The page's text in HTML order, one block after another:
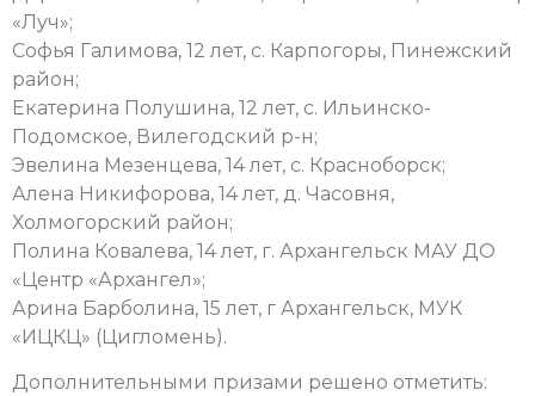
«Луч»;
Софья Галимова, 12 лет, с. Карпогоры, Пинежский
район;
Екатерина Полушина, 12 лет, с. Ильинско-
Подомское, Вилегодский р-н;
Эвелина Мезенцева, 14 лет, с. Красноборск;
Алена Никифорова, 14 лет, д. Часовня,
Холмогорский район;
Полина Ковалева, 14 лет, г. Архангельск МАУ ДО
«Центр «Архангел»;
Арина Барболина, 15 лет, г Архангельск, МУК
«ИЦКЦ» (Цигломень).
Дополнительными призами решено отметить: